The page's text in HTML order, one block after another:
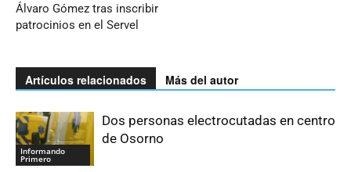
Álvaro Gómez tras inscribir
patrocinios en el Servel
Artículos relacionados Más del autor
Informando
Primero
Dos personas electrocutadas en centro
de Osorno